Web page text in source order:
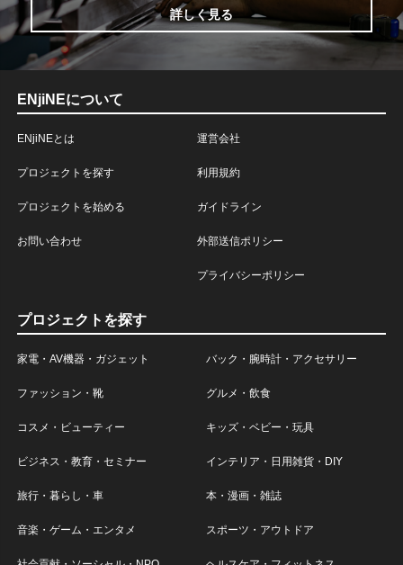
詳しく見る
ENjiNEについて
ENjiNEとは
プロジェクトを探す
プロジェクトを始める
お問い合わせ
運営会社
利用規約
ガイドライン
外部送信ポリシー
プライバシーポリシー
プロジェクトを探す
家電・AV機器・ガジェット バック・腕時計・アクセサリー
ファッション・靴 グルメ・飲食
コスメ・ビューティー キッズ・ベビー・玩具
ビジネス・教育・セミナー インテリア・日用雑貨・DIY
旅行・暮らし・車 本・漫画・雑誌
音楽・ゲーム・エンタメ スポーツ・アウトドア